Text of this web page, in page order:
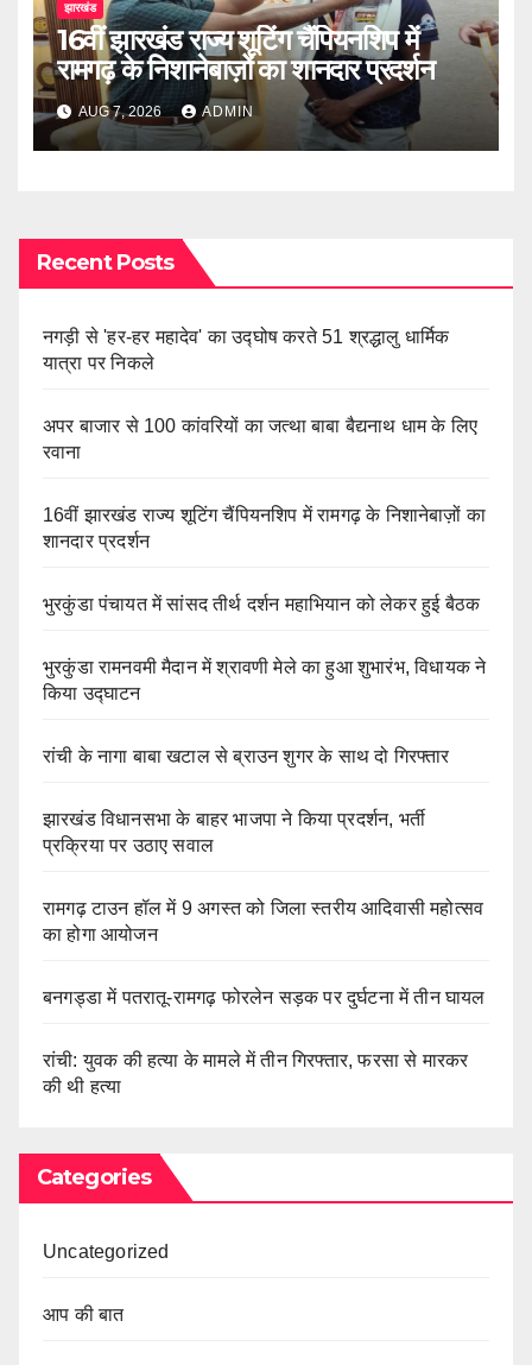
झारखंड
16वीं झारखंड राज्य शूटिंग चैंपियनशिप में
रामगढ़ के निशानेबाज़ों का शानदार प्रदर्शन
AUG 7, 2026 ADMIN
Recent Posts
नगड़ी से 'हर-हर महादेव' का उद्घोष करते 51 श्रद्धालु धार्मिक
यात्रा पर निकले
अपर बाजार से 100 कांवरियों का जत्था बाबा बैद्यनाथ धाम के लिए
रवाना
16वीं झारखंड राज्य शूटिंग चैंपियनशिप में रामगढ़ के निशानेबाज़ों का
शानदार प्रदर्शन
भुरकुंडा पंचायत में सांसद तीर्थ दर्शन महाभियान को लेकर हुई बैठक
भुरकुंडा रामनवमी मैदान में श्रावणी मेले का हुआ शुभारंभ, विधायक ने
किया उद्घाटन
रांची के नागा बाबा खटाल से ब्राउन शुगर के साथ दो गिरफ्तार
झारखंड विधानसभा के बाहर भाजपा ने किया प्रदर्शन, भर्ती
प्रक्रिया पर उठाए सवाल
रामगढ़ टाउन हॉल में 9 अगस्त को जिला स्तरीय आदिवासी महोत्सव
का होगा आयोजन
बनगड्डा में पतरातू-रामगढ़ फोरलेन सड़क पर दुर्घटना में तीन घायल
रांची: युवक की हत्या के मामले में तीन गिरफ्तार, फरसा से मारकर
की थी हत्या
Categories
Uncategorized
आप की बात